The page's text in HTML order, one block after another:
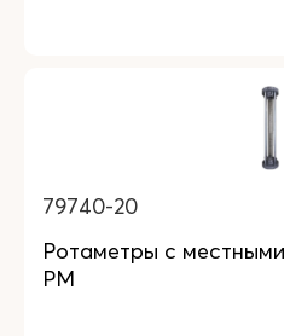
79740-20
Ротаметры с
РМ